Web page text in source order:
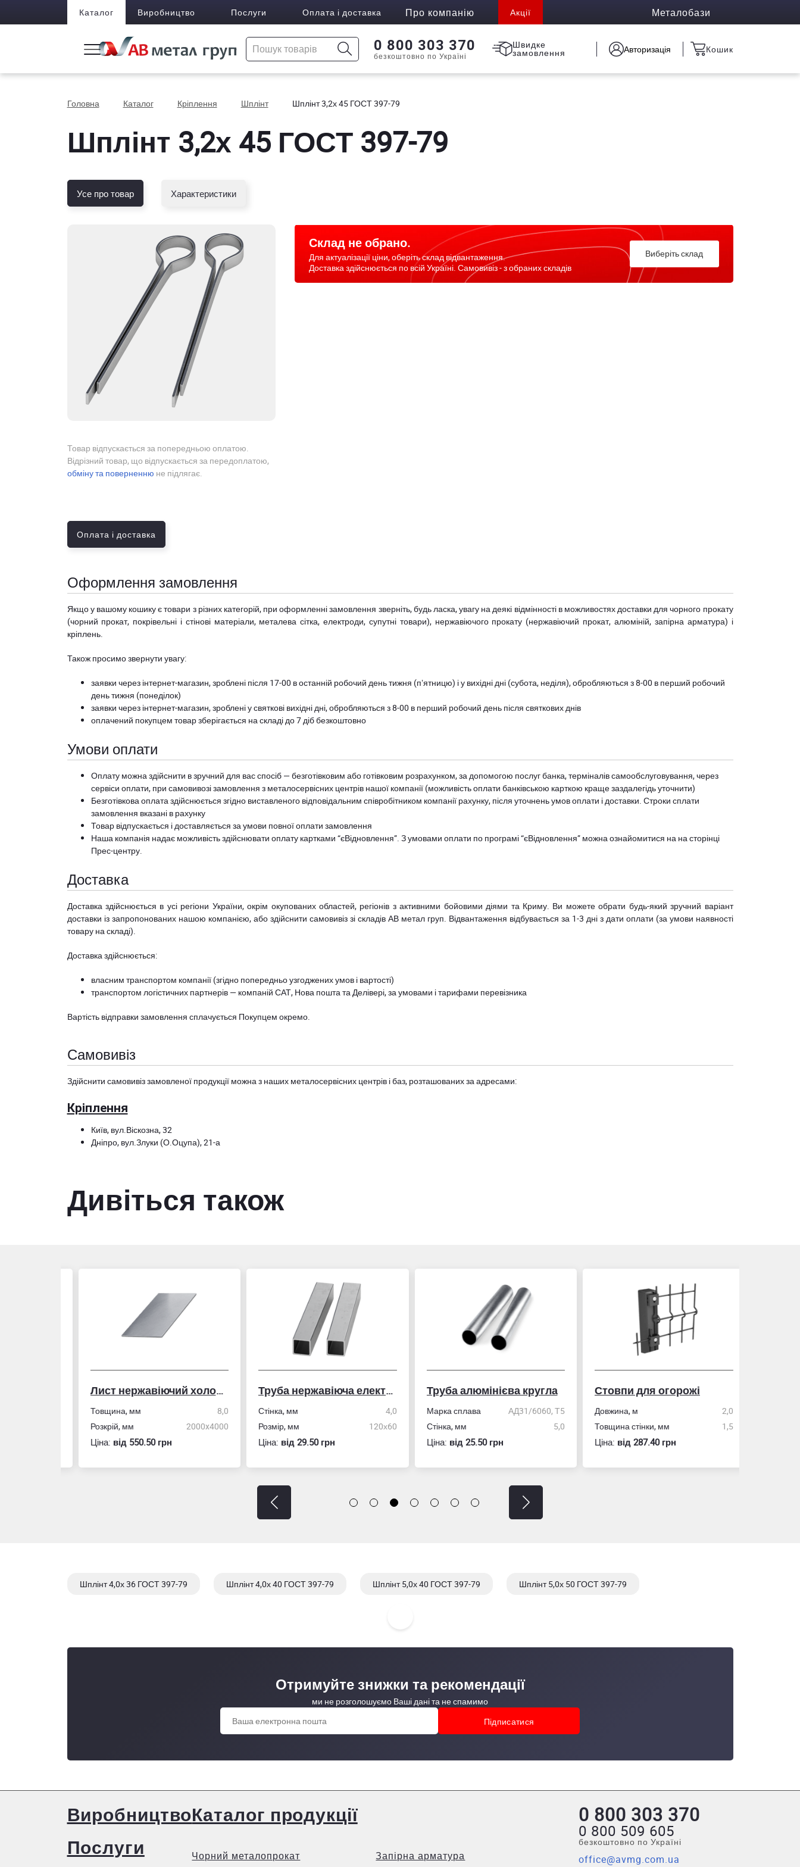
Каталог Виробництво Послуги Оплата і доставка Про компанію Акції Металобази
0 800 303 370
безкоштовно по Україні
Швидке
замовлення Авторизація Кошик
Головна Каталог Кріплення Шплінт Шплінт 3,2х 45 ГОСТ 397-79
Шплінт 3,2х 45 ГОСТ 397-79
Усе про товар Характеристики
Товар відпускається за попередньою оплатою.
Відрізний товар, що відпускається за передоплатою,
обміну та поверненню не підлягає.
Склад не обрано.
Для актуалізації ціни, оберіть склад відвантаження.
Доставка здійснюється по всій Україні. Самовивіз - з обраних складів
Виберіть склад
Оплата і доставка
Оформлення замовлення
Якщо у вашому кошику є товари з різних категорій, при оформленні замовлення зверніть, будь ласка, увагу на деякі відмінності в можливостях доставки для чорного прокату
(чорний прокат, покрівельні і стінові матеріали, металева сітка, електроди, супутні товари), нержавіючого прокату (нержавіючий прокат, алюміній, запірна арматура) і
кріплень.
Також просимо звернути увагу:
заявки через інтернет-магазин, зроблені після 17-00 в останній робочий день тижня (пʼятницю) і у вихідні дні (субота, неділя), обробляються з 8-00 в перший робочий
день тижня (понеділок)
заявки через інтернет-магазин, зроблені у святкові вихідні дні, обробляються з 8-00 в перший робочий день після святкових днів
оплачений покупцем товар зберігається на складі до 7 діб безкоштовно
Умови оплати
Оплату можна здійснити в зручний для вас спосіб — безготівковим або готівковим розрахунком, за допомогою послуг банка, терміналів самообслуговування, через
сервіси оплати, при самовивозі замовлення з металосервісних центрів нашої компанії (можливість оплати банківською карткою краще заздалегідь уточнити)
Безготівкова оплата здійснюється згідно виставленого відповідальним співробітником компанії рахунку, після уточнень умов оплати і доставки. Строки сплати
замовлення вказані в рахунку
Товар відпускається і доставляється за умови повної оплати замовлення
Наша компанія надає можливість здійснювати оплату картками “єВідновлення”. З умовами оплати по програмі “єВідновлення” можна ознайомитися на на сторінці
Прес-центру.
Доставка
Доставка здійснюється в усі регіони України, окрім окупованих областей, регіонів з активними бойовими діями та Криму. Ви можете обрати будь-який зручний варіант
доставки із запропонованих нашою компанією, або здійснити самовивіз зі складів АВ метал груп. Відвантаження відбувається за 1-3 дні з дати оплати (за умови наявності
товару на складі).
Доставка здійснюється:
власним транспортом компанії (згідно попередньо узгоджених умов і вартості)
транспортом логістичних партнерів — компаній САТ, Нова пошта та Делівері, за умовами і тарифами перевізника
Вартість відправки замовлення сплачується Покупцем окремо.
Самовивіз
Здійснити самовивіз замовленої продукції можна з наших металосервісних центрів і баз, розташованих за адресами:
Кріплення
Київ, вул.Віскозна, 32
Дніпро, вул.Злуки (О.Оцупа), 21-а
Дивіться також
Лист нержавіючий холоднокатаний
Товщина, мм
Розкрій, мм
2000x4000
Ціна:вiд 550.50 грн
Труба нержавіюча електрозварна профільна
Стінка, мм
Розмір, мм
120х60
Ціна:вiд 29.50 грн
Труба алюмінієва кругла
Марка сплава
АД31/6060, Т5
Стінка, мм
Ціна:вiд 25.50 грн
Стовпи для огорожі
Довжина, м
Товщина стінки, мм
Ціна:вiд 287.40 грн
Шплінт 4,0х 36 ГОСТ 397-79 Шплінт 4,0х 40 ГОСТ 397-79 Шплінт 5,0х 40 ГОСТ 397-79 Шплінт 5,0х 50 ГОСТ 397-79
Отримуйте знижки та рекомендації
ми не розголошуємо Ваші дані та не спамимо
Виробництво
Послуги
Каталог продукції
Чорний металопрокат Запірна арматура
0 800 303 370
0 800 509 605
безкоштовно по Україні
office@avmg.com.ua